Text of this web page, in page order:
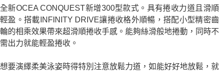
全新OCEA CONQUEST新增300型款式。具有捲收力道且滑順
輕盈。搭載INFINITY DRIVE讓捲收格外順暢，搭配小型精密齒
輪的相乘效果帶來超滑順捲收手感。能夠絲滑般地捲動，同時不
需出力就能輕盈捲收。
想要演繹柔美泳姿時得特別注意放鬆力道，如能好好地放鬆，就